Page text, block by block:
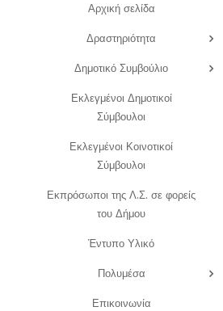
Αρχική σελίδα
Δραστηριότητα
Δημοτικό Συμβούλιο
Εκλεγμένοι Δημοτικοί
Σύμβουλοι
Εκλεγμένοι Κοινοτικοί
Σύμβουλοι
Εκπρόσωποι της Λ.Σ. σε φορείς
του Δήμου
Έντυπο Υλικό
Πολυμέσα
Επικοινωνία